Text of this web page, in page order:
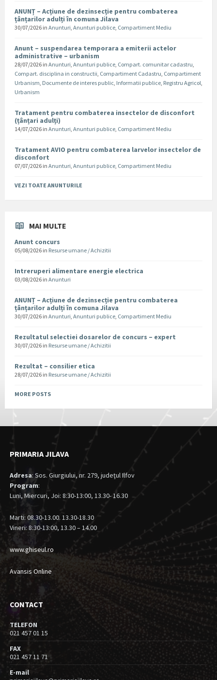
ANUNȚ – Acțiune de dezinsecție pentru combaterea
țânțarilor adulți în comuna Jilava
30/07/2026 in Anunturi, Anunturi publice, Compartiment Mediu
Anunt – suspendarea temporara a emiterii actelor
administrative – urbanism
28/07/2026 in Anunturi, Anunturi publice, Compart. comunitar cadastru,
Compart. disciplina in constructii, Compartiment Cadastru, Compartiment
Urbanism, Documente de interes public, Informatii publice, Registru Agricol,
Urbanism
Tratament pentru combaterea insectelor de disconfort
(țânțari adulți)
14/07/2026 in Anunturi, Anunturi publice, Compartiment Mediu
Tratament AVIO pentru combaterea larvelor insectelor de
disconfort
07/07/2026 in Anunturi, Anunturi publice, Compartiment Mediu
VEZI TOATE ANUNTURILE
MAI MULTE
Anunt concurs
05/08/2026 in Resurse umane / Achizitii
Intreruperi alimentare energie electrica
03/08/2026 in Anunturi
ANUNȚ – Acțiune de dezinsecție pentru combaterea
țânțarilor adulți în comuna Jilava
30/07/2026 in Anunturi, Anunturi publice, Compartiment Mediu
Rezultatul selectiei dosarelor de concurs – expert
30/07/2026 in Resurse umane / Achizitii
Rezultat – consilier etica
28/07/2026 in Resurse umane / Achizitii
MORE POSTS
PRIMARIA JILAVA
Adresa: Sos. Giurgiului, nr. 279, judeţul Ilfov
Program:
Luni, Miercuri, Joi: 8:30-13:00, 13.30- 16.30
Marti: 08.30-13.00. 13.30-18.30
Vineri: 8:30-13:00, 13.30 – 14.00
www.ghiseul.ro
Avansis Online
CONTACT
TELEFON
021 457 01 15
FAX
021 457 11 71
E-mail